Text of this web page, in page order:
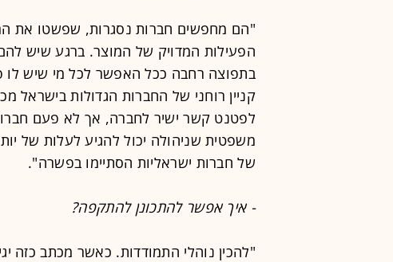
"הם מחפשים חברות נסגרות, שפשטו את
הפעילות המדויק של המוצר. ברגע שיש
בתפוצה רחבה ככל האפשר לכל מי שיש לו
קניין רוחני של החברות הגדולות בישראל
לפטנט קשר ישיר לחברה, אך לא פעם
משפטית שניהולה יכול להגיע לעלות של
של חברות ישראליות הסתיימו בפשרה".
- איך אפשר להתכונן להתקפה?
"להכין נוהלי התמודדות. כאשר מכתב כזה